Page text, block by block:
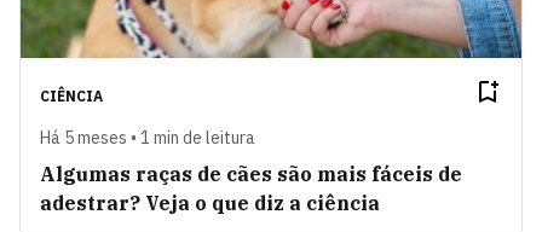
CIÊNCIA
Há 5 meses • 1 min de leitura
Algumas raças de cães são mais fáceis de
adestrar? Veja o que diz a ciência